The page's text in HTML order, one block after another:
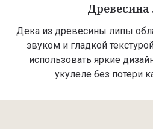
Дека из древесины липы
звуком и гладкой
использовать яркие
укулеле без потери